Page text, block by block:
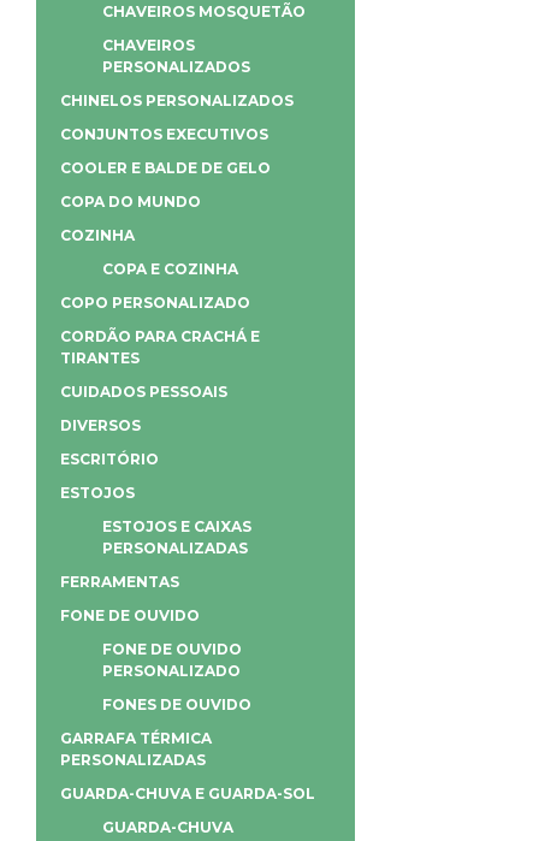
CHAVEIROS MOSQUETÃO
CHAVEIROS
PERSONALIZADOS
CHINELOS PERSONALIZADOS
CONJUNTOS EXECUTIVOS
COOLER E BALDE DE GELO
COPA DO MUNDO
COZINHA
COPA E COZINHA
COPO PERSONALIZADO
CORDÃO PARA CRACHÁ E
TIRANTES
CUIDADOS PESSOAIS
DIVERSOS
ESCRITÓRIO
ESTOJOS
ESTOJOS E CAIXAS
PERSONALIZADAS
FERRAMENTAS
FONE DE OUVIDO
FONE DE OUVIDO
PERSONALIZADO
FONES DE OUVIDO
GARRAFA TÉRMICA
PERSONALIZADAS
GUARDA-CHUVA E GUARDA-SOL
GUARDA-CHUVA